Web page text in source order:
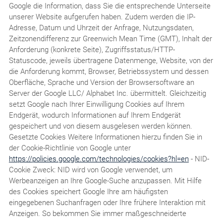
Google die Information, dass Sie die entsprechende Unterseite
unserer Website aufgerufen haben. Zudem werden die IP-
Adresse, Datum und Uhrzeit der Anfrage, Nutzungsdaten,
Zeitzonendifferenz zur Greenwich Mean Time (GMT), Inhalt der
Anforderung (konkrete Seite), Zugriffsstatus/HTTP-
Statuscode, jeweils übertragene Datenmenge, Website, von der
die Anforderung kommt, Browser, Betriebssystem und dessen
Oberfläche, Sprache und Version der Browsersoftware an
Server der Google LLC/ Alphabet Inc. übermittelt. Gleichzeitig
setzt Google nach Ihrer Einwilligung Cookies auf Ihrem
Endgerät, wodurch Informationen auf Ihrem Endgerät
gespeichert und von diesem ausgelesen werden können.
Gesetzte Cookies Weitere Informationen hierzu finden Sie in
der Cookie-Richtlinie von Google unter
https://policies.google.com/technologies/cookies?hl=en- NID-
Cookie Zweck: NID wird von Google verwendet, um
Werbeanzeigen an Ihre Google-Suche anzupassen. Mit Hilfe
des Cookies speichert Google Ihre am häufigsten
eingegebenen Suchanfragen oder Ihre frühere Interaktion mit
Anzeigen. So bekommen Sie immer maßgeschneiderte